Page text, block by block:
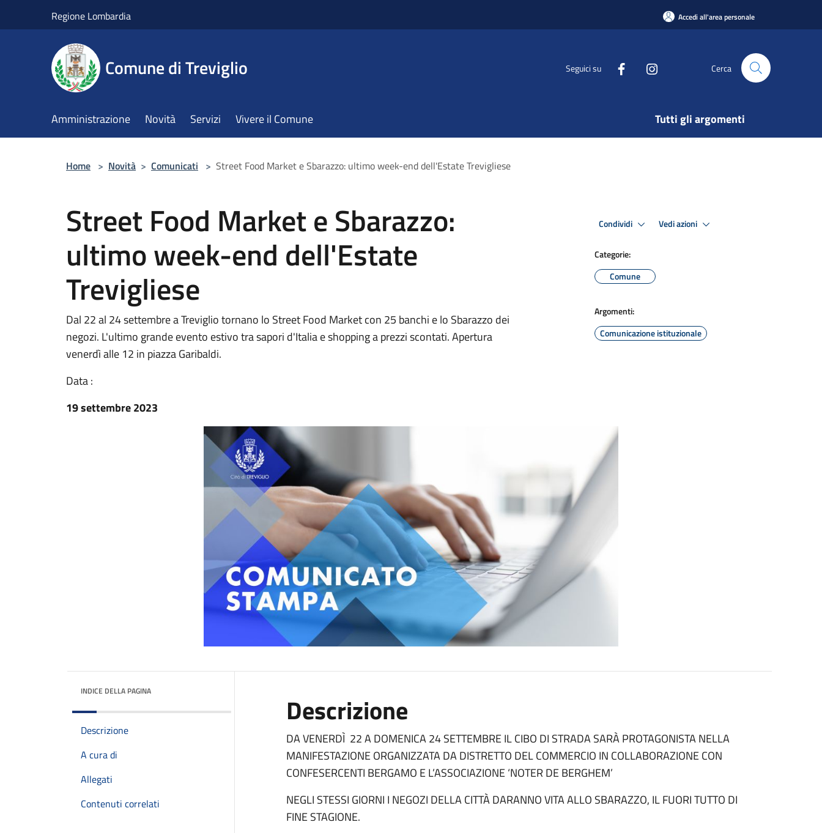
Regione Lombardia Accedi all'area personale
Comune di Treviglio Seguici su Cerca
Amministrazione Novità Servizi Vivere il Comune Tutti gli argomenti
Home > Novità > Comunicati > Street Food Market e Sbarazzo: ultimo week-end dell'Estate Trevigliese
Street Food Market e Sbarazzo:
ultimo week-end dell'Estate
Trevigliese
Dal 22 al 24 settembre a Treviglio tornano lo Street Food Market con 25 banchi e lo Sbarazzo dei
negozi. L'ultimo grande evento estivo tra sapori d'Italia e shopping a prezzi scontati. Apertura
venerdì alle 12 in piazza Garibaldi.
Data :
19 settembre 2023
Condividi Vedi azioni
Categorie:
Comune
Argomenti:
Comunicazione istituzionale
INDICE DELLA PAGINA
Descrizione
A cura di
Allegati
Contenuti correlati
Descrizione
DA VENERDÌ 22 A DOMENICA 24 SETTEMBRE IL CIBO DI STRADA SARÀ PROTAGONISTA NELLA
MANIFESTAZIONE ORGANIZZATA DA DISTRETTO DEL COMMERCIO IN COLLABORAZIONE CON
CONFESERCENTI BERGAMO E L’ASSOCIAZIONE ‘NOTER DE BERGHEM’
NEGLI STESSI GIORNI I NEGOZI DELLA CITTÀ DARANNO VITA ALLO SBARAZZO, IL FUORI TUTTO DI
FINE STAGIONE.